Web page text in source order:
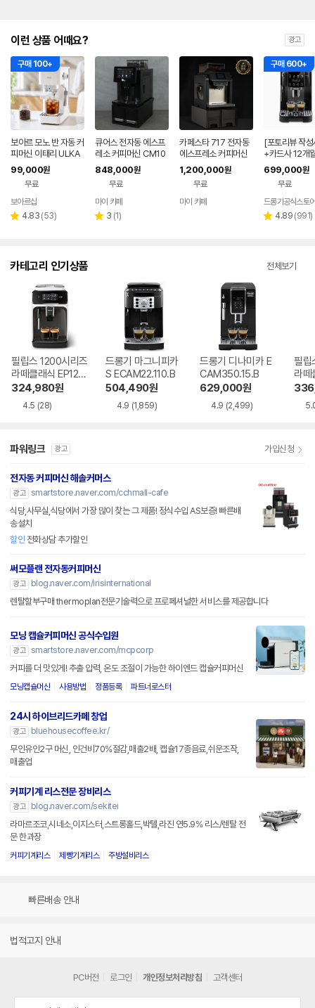
이런 상품 어때요? 광고
구매 100+
보아르 모노 반 자동 커
피머신 이태리 ULKA
펌프탑재 에스프레소
원두 가정용 라떼 머신
99,000원
무료
페이
보아르샵
별 4.83 리
(53)
큐어스 전자동 에스프
레소 커피머신 CM10
04 MEGA 원두기계
업소용 골프장 사무실
스터디카페
848,000원
무료
마이 카페
별 3 리
(1)
카페스타 717 전자동
에스프레소 커피머신
원두기계 업소용 골프
장 사무실 스터디카페
1,200,000원
무료
마이 카페
구매 600+
[포토리뷰 작성
+카드사 12개
기 전자동 커피
피오
1.BG
699,000원
무료
드롱기공식스토
별 4.89 리
(991)
카테고리 인기상품 전체보기
필립스 1200시리즈
라떼클래식 EP122
3/03
324,980원
4.5 (28)
드롱기 마그니피카
S ECAM22.110.B
504,490원
4.9 (1,859)
드롱기 디나미카 E
CAM350.15.B
629,000원
4.9 (2,499)
필립
라떼
0/19
파워링크 광고 가입신청
전자동 커피머신 해솔커머스
광고 smartstore.naver.com/cchmall-cafe
식당,사무실,식당에서 가장 많이 찾는 그 제품! 정식수입 AS보증! 빠른배
송설치
할인 전화상담 추가할인
써모플랜 전자동커피머신
광고
blog.naver.com/irisinternational
렌탈할부구매 thermoplan전문기술력으로 프로페셔널한 서비스를 제공합니다
모닝 캡슐커피머신 공식수입원
광고 smartstore.naver.com/mcpcorp
커피를 더 맛있게! 추출 압력, 온도 조절이 가능한 하이엔드 캡슐커피머신
모닝캡슐머신 사용방법 정품등록 파트너로스터
24시 하이브리드카페 창업
광고
bluehousecoffee.kr/
무인유인2구 머신, 인건비70%절감,매출2배, 캡슐17종음료,쉬운조작,
매출업
커피기계 리스전문 장비리스
광고
blog.naver.com/sekitei
라마르조코,시네소,이지스터,스트롱홀드,박텔,라진 연5.9% 리스/렌탈 전
문 한과장
커피기계리스 제빵기계리스 주방설비리스
빠른배송 안내
법적고지 안내
PC버전 로그인 개인정보처리방침 고객센터